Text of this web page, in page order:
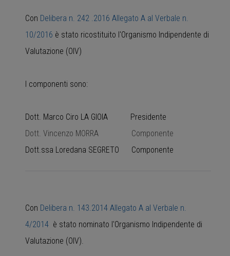
Con Delibera n. 242 .2016 Allegato A al Verbale n.
10/2016 è stato ricostituito l'Organismo Indipendente di
Valutazione (OIV)
I componenti sono:
Dott. Marco Ciro LA GIOIA Presidente
Dott. Vincenzo MORRA Componente
Dott.ssa Loredana SEGRETO Componente
Con Delibera n. 143.2014 Allegato A al Verbale n.
4/2014 è stato nominato l'Organismo Indipendente di
Valutazione (OIV).